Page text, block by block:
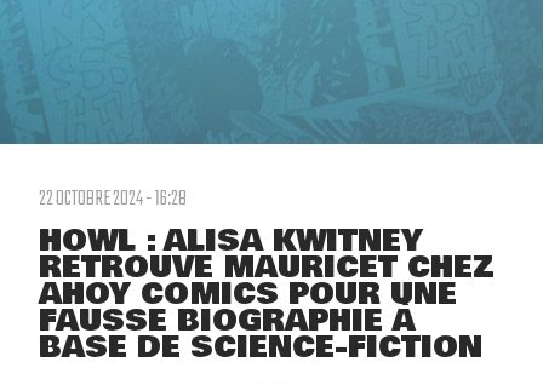
22 OCTOBRE 2024 - 16:28
HOWL : ALISA KWITNEY
RETROUVE MAURICET CHEZ
AHOY COMICS POUR UNE
FAUSSE BIOGRAPHIE À
BASE DE SCIENCE-FICTION